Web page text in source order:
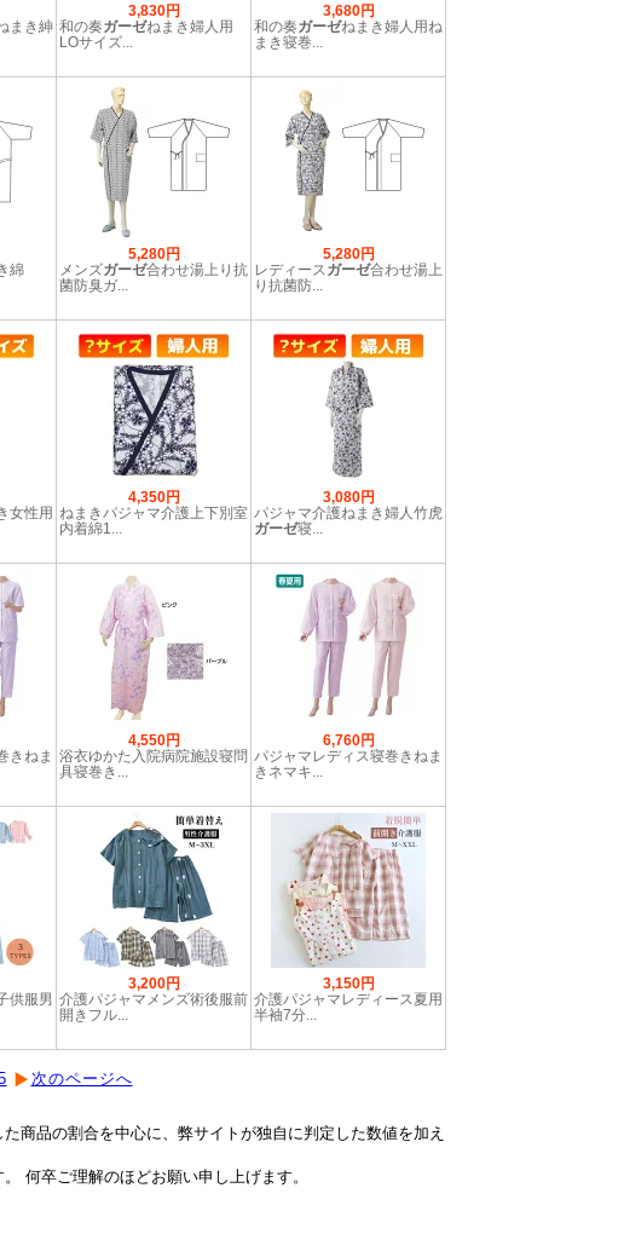
まき紳
3,830円
和の奏ガーゼねまき婦人用
LOサイズ...
3,680円
和の奏ガーゼねまき婦人用ね
まき寝巻...
綿
5,280円
メンズガーゼ合わせ湯上り抗
菌防臭ガ...
5,280円
レディース ガーゼ合わせ湯上
り抗菌防...
女性用
4,350円
ねまきパジャマ介護上下別室
内着綿1...
3,080円
パジャマ介護ねまき婦人竹虎
ガーゼ寝...
きねま
4,550円
浴衣ゆかた入院病院施設寝問
具寝巻き...
6,760円
パジャマレディス寝巻きねま
きネマキ...
供服男
3,200円
介護パジャマメンズ術後服前
開きフル...
3,150円
介護パジャマレディース夏用
半袖7分...
次のページへ
商品の割合を中心に、弊サイトが独自に判定した数値を加え
何卒ご理解のほどお願い申し上げます。